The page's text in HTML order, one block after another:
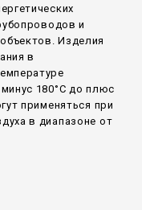
и
Изделия
в
180°С до плюс
применяться при
в диапазоне от